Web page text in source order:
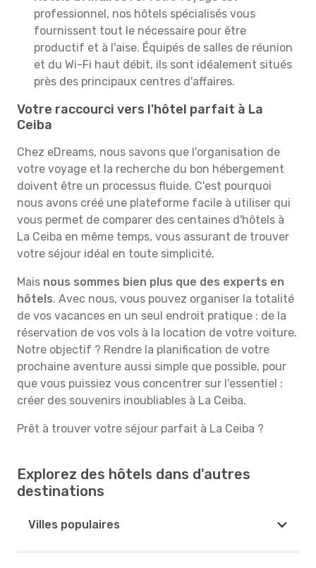
professionnel, nos hôtels spécialisés vous
fournissent tout le nécessaire pour être
productif et à l'aise. Équipés de salles de réunion
et du Wi-Fi haut débit, ils sont idéalement situés
près des principaux centres d'affaires.
Votre raccourci vers l'hôtel parfait à La
Ceiba
Chez eDreams, nous savons que l'organisation de
votre voyage et la recherche du bon hébergement
doivent être un processus fluide. C'est pourquoi
nous avons créé une plateforme facile à utiliser qui
vous permet de comparer des centaines d'hôtels à
La Ceiba en même temps, vous assurant de trouver
votre séjour idéal en toute simplicité.
Mais nous sommes bien plus que des experts en
hôtels. Avec nous, vous pouvez organiser la totalité
de vos vacances en un seul endroit pratique : de la
réservation de vos vols à la location de votre voiture.
Notre objectif ? Rendre la planification de votre
prochaine aventure aussi simple que possible, pour
que vous puissiez vous concentrer sur l'essentiel :
créer des souvenirs inoubliables à La Ceiba.
Prêt à trouver votre séjour parfait à La Ceiba ?
Explorez des hôtels dans d'autres
destinations
Villes populaires